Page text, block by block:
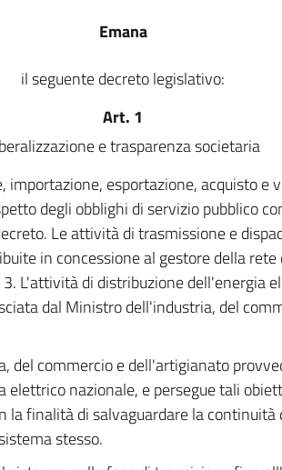
Emana
il seguente decreto legislativo:
Art. 1
e trasparenza societaria
importazione, esportazione, acquisto e
degli obblighi di servizio pubblico
Le attività di trasmissione e
in concessione al gestore della
L'attività di distribuzione dell'energia
dal Ministro dell'industria, del
del commercio e dell'artigianato
elettrico nazionale, e persegue tali
la finalità di salvaguardare la
stesso.